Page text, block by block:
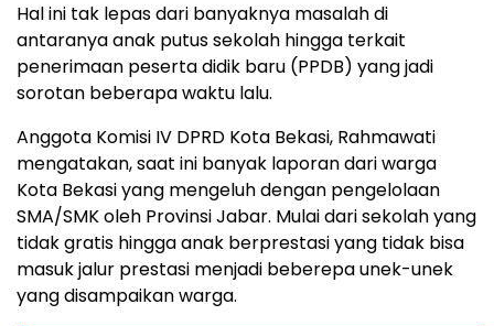
Hal ini tak lepas dari banyaknya masalah di
antaranya anak putus sekolah hingga terkait
penerimaan peserta didik baru (PPDB) yang jadi
sorotan beberapa waktu lalu.
Anggota Komisi IV DPRD Kota Bekasi, Rahmawati
mengatakan, saat ini banyak laporan dari warga
Kota Bekasi yang mengeluh dengan pengelolaan
SMA/SMK oleh Provinsi Jabar. Mulai dari sekolah yang
tidak gratis hingga anak berprestasi yang tidak bisa
masuk jalur prestasi menjadi beberepa unek-unek
yang disampaikan warga.